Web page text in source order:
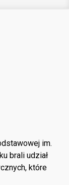
im.
brali udział
które